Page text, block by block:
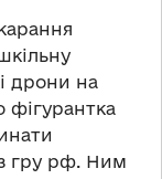
дрони на
фігурантка
з гру рф. Ним